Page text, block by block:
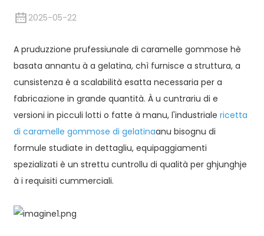
2025-05-22
A pruduzzione prufessiunale di caramelle gommose hè
basata annantu à a gelatina, chì furnisce a struttura, a
cunsistenza è a scalabilità esatta necessaria per a
fabricazione in grande quantità. À u cuntrariu di e
versioni in picculi lotti o fatte à manu, l'industriale ricetta
di caramelle gommose di gelatinaanu bisognu di
formule studiate in dettagliu, equipaggiamenti
spezializati è un strettu cuntrollu di qualità per ghjunghje
à i requisiti cummerciali.